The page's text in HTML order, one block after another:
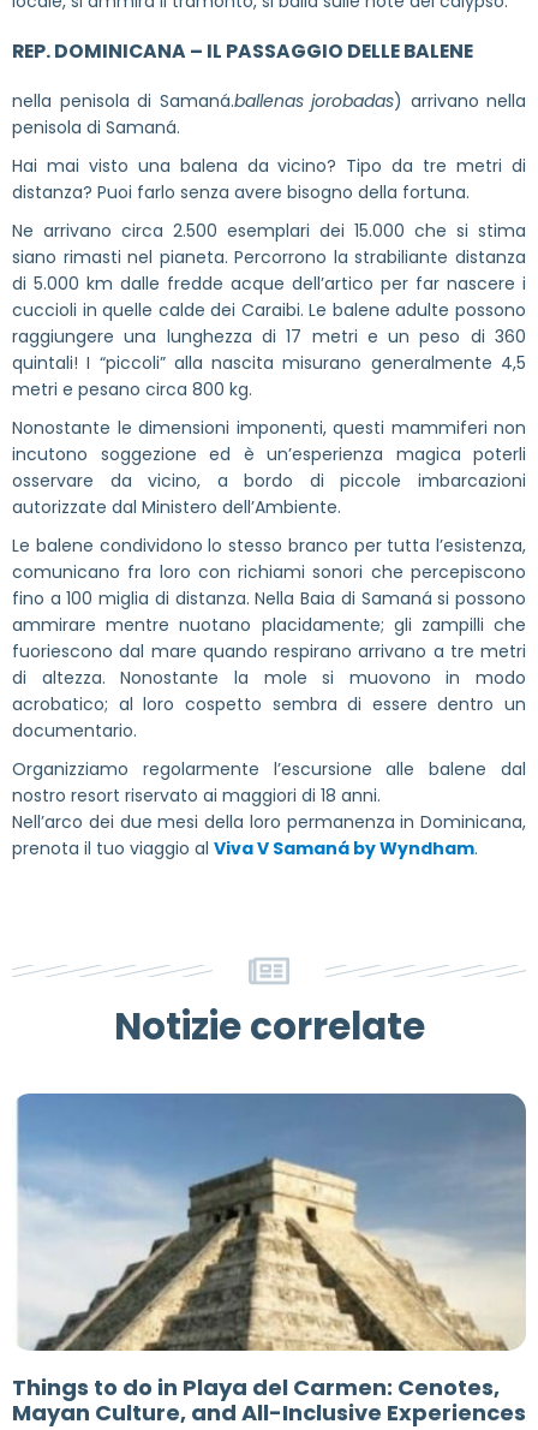
REP. DOMINICANA – IL PASSAGGIO DELLE BALENE
nella penisola di Samaná.ballenas jorobadas) arrivano nella
penisola di Samaná.
Hai mai visto una balena da vicino? Tipo da tre metri di
distanza? Puoi farlo senza avere bisogno della fortuna.
Ne arrivano circa 2.500 esemplari dei 15.000 che si stima
siano rimasti nel pianeta. Percorrono la strabiliante distanza
di 5.000 km dalle fredde acque dell’artico per far nascere i
cuccioli in quelle calde dei Caraibi. Le balene adulte possono
raggiungere una lunghezza di 17 metri e un peso di 360
quintali! I “piccoli” alla nascita misurano generalmente 4,5
metri e pesano circa 800 kg.
Nonostante le dimensioni imponenti, questi mammiferi non
incutono soggezione ed è un’esperienza magica poterli
osservare da vicino, a bordo di piccole imbarcazioni
autorizzate dal Ministero dell’Ambiente.
Le balene condividono lo stesso branco per tutta l’esistenza,
comunicano fra loro con richiami sonori che percepiscono
fino a 100 miglia di distanza. Nella Baia di Samaná si possono
ammirare mentre nuotano placidamente; gli zampilli che
fuoriescono dal mare quando respirano arrivano a tre metri
di altezza. Nonostante la mole si muovono in modo
acrobatico; al loro cospetto sembra di essere dentro un
documentario.
Organizziamo regolarmente l’escursione alle balene dal
nostro resort riservato ai maggiori di 18 anni.
Nell’arco dei due mesi della loro permanenza in Dominicana,
prenota il tuo viaggio al Viva V Samaná by Wyndham.
Notizie correlate
Things to do in Playa del Carmen: Cenotes,
Mayan Culture, and All-Inclusive Experiences